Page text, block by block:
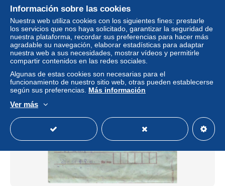
Entier Postal Postal Stationary Inde India
± 11,52 US$
Estatus Profesional
Nuevo
Información sobre las cookies
Nuestra web utiliza cookies con los siguientes fines: prestarle
los servicios que nos haya solicitado, garantizar la seguridad de
nuestra plataforma, recordar sus preferencias para hacer más
agradable su navegación, elaborar estadísticas para adaptar
nuestra web a sus necesidades, mostrar vídeos y permitirle
compartir contenidos en las redes sociales.
Algunas de estas cookies son necesarias para el
funcionamiento de nuestro sitio web, otras pueden establecerse
según sus preferencias. Más información
Ver más